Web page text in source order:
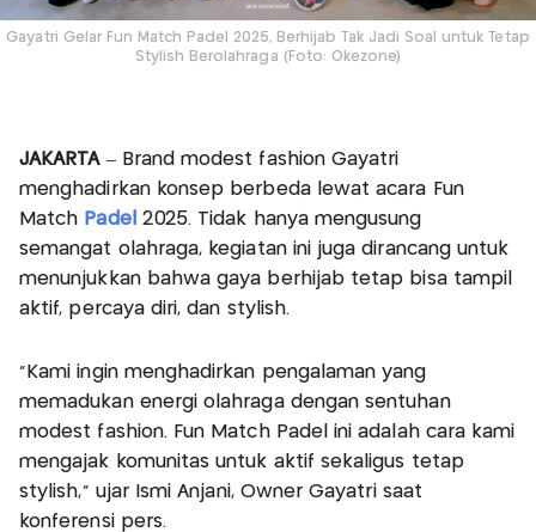
Gayatri Gelar Fun Match Padel 2025, Berhijab Tak Jadi Soal untuk Tetap
Stylish Berolahraga (Foto: Okezone)
JAKARTA– Brand modest fashion Gayatri
menghadirkan konsep berbeda lewat acara Fun
Match Padel 2025. Tidak hanya mengusung
semangat olahraga, kegiatan ini juga dirancang untuk
menunjukkan bahwa gaya berhijab tetap bisa tampil
aktif, percaya diri, dan stylish.
“Kami ingin menghadirkan pengalaman yang
memadukan energi olahraga dengan sentuhan
modest fashion. Fun Match Padel ini adalah cara kami
mengajak komunitas untuk aktif sekaligus tetap
stylish,” ujar Ismi Anjani, Owner Gayatri saat
konferensi pers.